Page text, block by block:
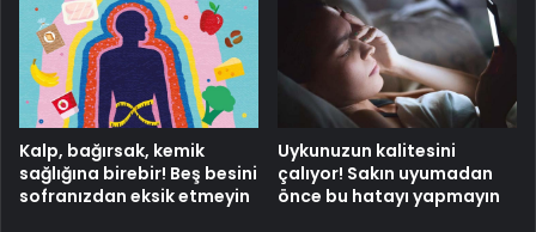
Kalp, bağırsak, kemik
sağlığına birebir! Beş besini
sofranızdan eksik etmeyin
Uykunuzun kalitesini
çalıyor! Sakın uyumadan
önce bu hatayı yapmayın